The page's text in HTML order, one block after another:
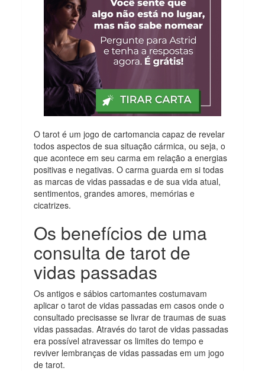
O tarot é um jogo de cartomancia capaz de revelar
todos aspectos de sua situação cármica, ou seja, o
que acontece em seu carma em relação a energias
positivas e negativas. O carma guarda em si todas
as marcas de vidas passadas e de sua vida atual,
sentimentos, grandes amores, memórias e
cicatrizes.
Os benefícios de uma
consulta de tarot de
vidas passadas
Os antigos e sábios cartomantes costumavam
aplicar o tarot de vidas passadas em casos onde o
consultado precisasse se livrar de traumas de suas
vidas passadas. Através do tarot de vidas passadas
era possível atravessar os limites do tempo e
reviver lembranças de vidas passadas em um jogo
de tarot.